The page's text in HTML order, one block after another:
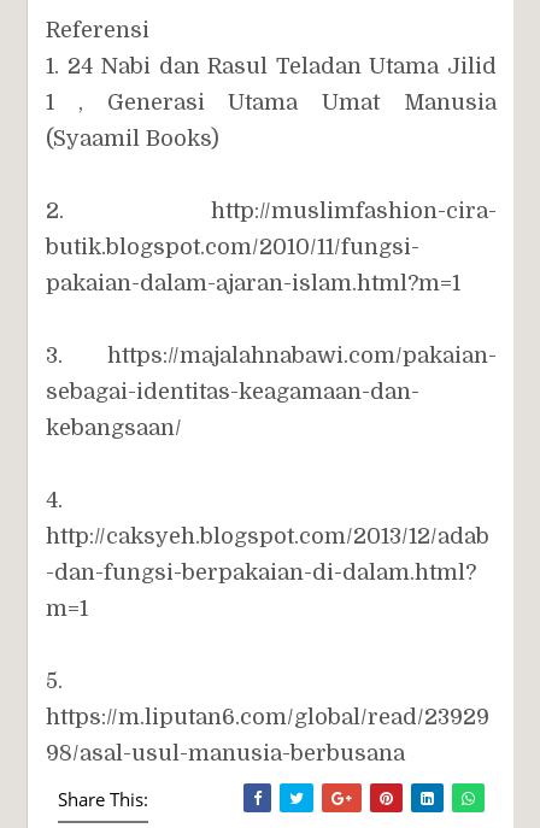
Referensi
1. 24 Nabi dan Rasul Teladan Utama Jilid
1 , Generasi Utama Umat Manusia
(Syaamil Books)
2. http://muslimfashion-cira-
butik.blogspot.com/2010/11/fungsi-
pakaian-dalam-ajaran-islam.html?m=1
3. https://majalahnabawi.com/pakaian-
sebagai-identitas-keagamaan-dan-
kebangsaan/
4.
http://caksyeh.blogspot.com/2013/12/adab
-dan-fungsi-berpakaian-di-dalam.html?
m=1
5.
https://m.liputan6.com/global/read/23929
98/asal-usul-manusia-berbusana
Share This: